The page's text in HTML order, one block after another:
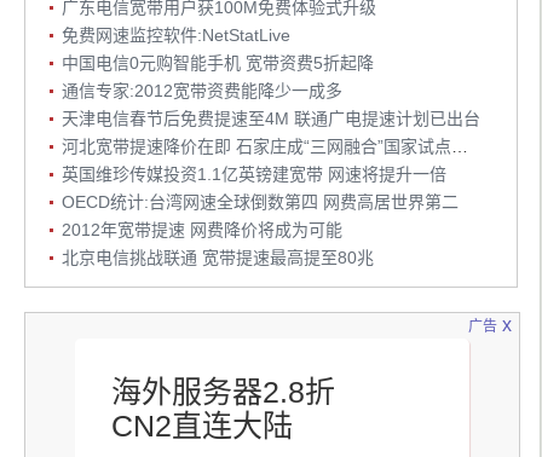
广东电信宽带用户获100M免费体验式升级
免费网速监控软件:NetStatLive
中国电信0元购智能手机 宽带资费5折起降
通信专家:2012宽带资费能降少一成多
天津电信春节后免费提速至4M 联通广电提速计划已出台
英国维珍传媒投资1.1亿英镑建宽带 网速将提升一倍
OECD统计:台湾网速全球倒数第四 网费高居世界第二
2012年宽带提速 网费降价将成为可能
北京电信挑战联通 宽带提速最高提至80兆
广告
海外服务器2.8折
CN2直连大陆
x